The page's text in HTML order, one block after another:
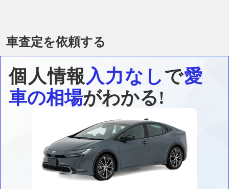
車査定を依頼する
個人情報入力なしで愛
車の相場がわかる!